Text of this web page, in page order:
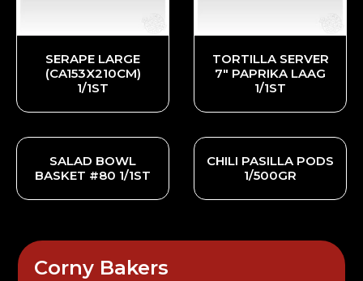
SERAPE LARGE
(CA153X210CM)
1/1ST
TORTILLA SERVER
7″ PAPRIKA LAAG
1/1ST
SALAD BOWL
BASKET #80 1/1ST
CHILI PASILLA PODS
1/500GR
Corny Bakers